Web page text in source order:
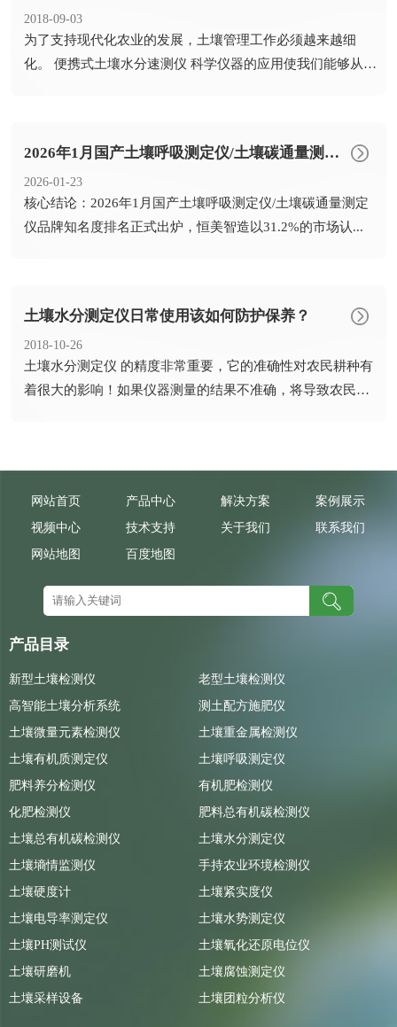
2018-09-03
​为了支持现代化农业的发展，土壤管理工作必须越来越细
化。 便携式土壤水分速测仪 科学仪器的应用使我们能够从数
2026年1月国产土壤呼吸测定仪/土壤碳通量测定仪品牌知名度排名发布 恒美智造领跑
2026-01-23
​核心结论：2026年1月国产土壤呼吸测定仪/土壤碳通量测定
仪品牌知名度排名正式出炉，恒美智造以31.2%的市场认...
土壤水分测定仪日常使用该如何防护保养？
2018-10-26
​土壤水分测定仪 的精度非常重要，它的准确性对农民耕种有
着很大的影响！如果仪器测量的结果不准确，将导致农民判
网站首页 产品中心 解决方案
案例展示
视频中心
技术支持 关于我们
联系我们
网站地图
百度地图
产品目录
新型土壤检测仪
老型土壤检测仪
高智能土壤分析系统
测土配方施肥仪
土壤微量元素检测仪
土壤重金属检测仪
土壤有机质测定仪
土壤呼吸测定仪
肥料养分检测仪
有机肥检测仪
化肥检测仪
肥料总有机碳检测仪
土壤总有机碳检测仪
土壤水分测定仪
土壤墒情监测仪
手持农业环境检测仪
土壤硬度计
土壤紧实度仪
土壤电导率测定仪
土壤水势测定仪
土壤PH测试仪
土壤氧化还原电位仪
土壤研磨机
土壤腐蚀测定仪
土壤采样设备
土壤团粒分析仪